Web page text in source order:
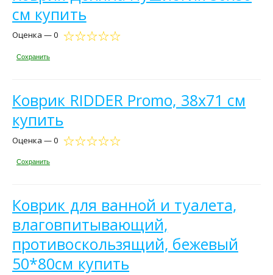
см купить
Оценка — 0
Сохранить
Коврик RIDDER Promo, 38х71 см
купить
Оценка — 0
Сохранить
Коврик для ванной и туалета,
влаговпитывающий,
противоскользящий, бежевый
50*80см купить